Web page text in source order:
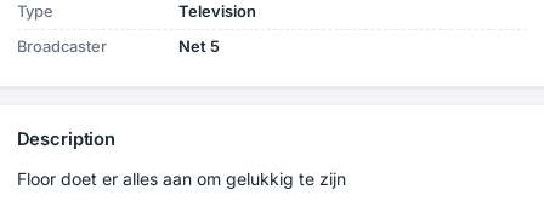
Type
Television
Broadcaster
Net 5
Description
Floor doet er alles aan om gelukkig te zijn